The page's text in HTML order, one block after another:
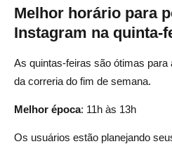
Melhor horário para
Instagram na quinta-
As quintas-feiras são ótimas
da correria do fim de semana.
Melhor época: 11h às 13h
Os usuários estão planejando